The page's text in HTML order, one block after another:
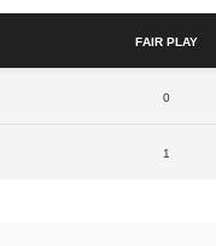
Fair Play
0
1